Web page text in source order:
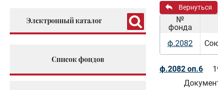
Электронный каталог
Список фондов
Вернуться
№
фонда
ф.2082
ф.2082 оп.6